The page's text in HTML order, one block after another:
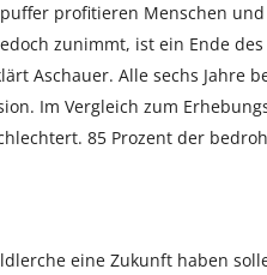
profitieren Menschen
zunimmt, ist ein Ende des
Aschauer. Alle sechs Jahre
Im Vergleich zum
85 Prozent der
eine Zukunft haben